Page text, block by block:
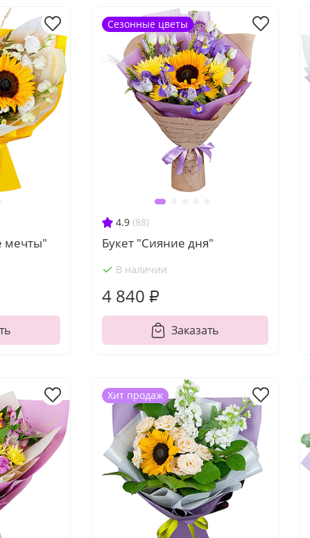
мечты"
4.9 (88)
Букет "Сияние дня"
В наличии
4 840 ₽
Заказать
Сезонные цветы
Хит продаж